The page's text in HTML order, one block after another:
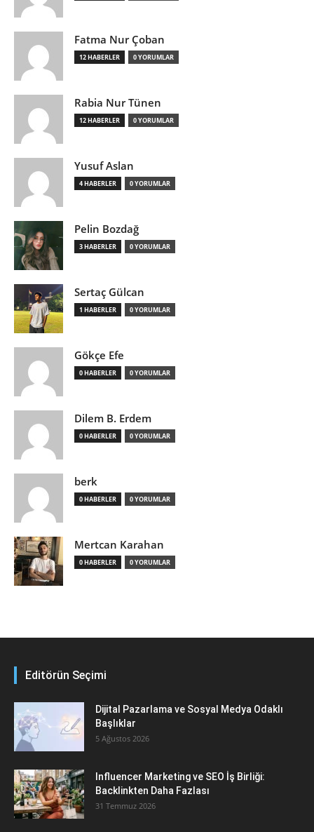
Fatma Nur Çoban
12 HABERLER 0 YORUMLAR
Rabia Nur Tünen
12 HABERLER 0 YORUMLAR
Yusuf Aslan
4 HABERLER 0 YORUMLAR
Pelin Bozdağ
3 HABERLER 0 YORUMLAR
Sertaç Gülcan
1 HABERLER 0 YORUMLAR
Gökçe Efe
0 HABERLER 0 YORUMLAR
Dilem B. Erdem
0 HABERLER 0 YORUMLAR
berk
0 HABERLER 0 YORUMLAR
Mertcan Karahan
0 HABERLER 0 YORUMLAR
Editörün Seçimi
Dijital Pazarlama ve Sosyal Medya Odaklı
Başlıklar
5 Ağustos 2026
Influencer Marketing ve SEO İş Birliği:
Backlinkten Daha Fazlası
31 Temmuz 2026